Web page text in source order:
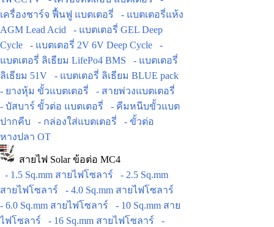
เครื่องชาร์จ ฟื้นฟู แบตเตอรี่
- แบตเตอรี่แห้ง
AGM Lead Acid
- แบตเตอรี่ GEL Deep
Cycle
- แบตเตอรี่ 2V 6V Deep Cycle
-
แบตเตอรี่ ลิเธียม LifePo4 BMS
- แบตเตอรี่
ลิเธียม 51V
- แบตเตอรี่ ลิเธียม BLUE pack
- ยางหุ้ม ขั้วแบตเตอรี่
- สายพ่วงแบตเตอรี่
- บัสบาร์ ขั้วต่อ แบตเตอรี่
- คีมหนีบขั้วแบต
ปากคีบ
- กล่องใส่แบตเตอรี่
- ขั้วต่อ
หางปลา OT
สายไฟ Solar ข้อต่อ MC4
- 1.5 Sq.mm สายไฟโซลาร์
- 2.5 Sq.mm
สายไฟโซลาร์
- 4.0 Sq.mm สายไฟโซลาร์
- 6.0 Sq.mm สายไฟโซลาร์
- 10 Sq.mm สาย
ไฟโซลาร์
- 16 Sq.mm สายไฟโซลาร์
-